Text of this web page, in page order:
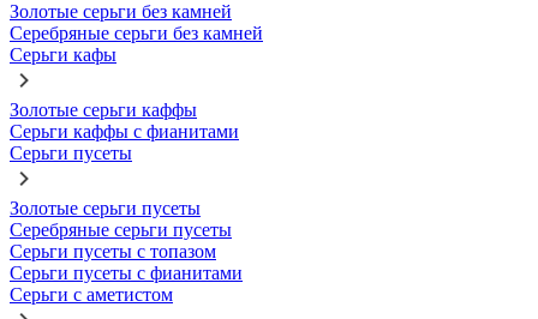
Золотые серьги без камней
Серебряные серьги без камней
Серьги кафы
Золотые серьги каффы
Серьги каффы с фианитами
Серьги пусеты
Золотые серьги пусеты
Серебряные серьги пусеты
Серьги пусеты с топазом
Серьги пусеты с фианитами
Серьги с аметистом